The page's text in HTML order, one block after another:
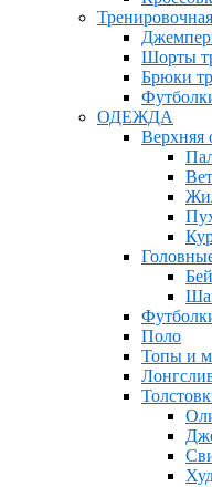
Шорты
Брюки
ОДЕЖДА
Верхняя
Поло
Топы и